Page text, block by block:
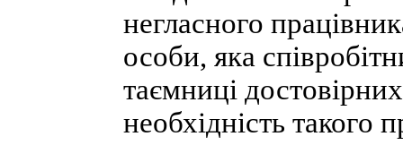
негласного
особи, яка
таємниці
необхідність такого